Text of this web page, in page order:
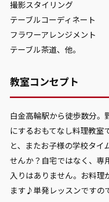
撮影スタイリング
テーブルコーディネート
フラワーアレンジメント
テーブル茶道、他。
教室コンセプト
白金高輪駅から徒歩数分
にするおもてなし料理教室
と、またお子様の学校タイ
せんか？自宅ではなく、専
入りはありません。お料理
ます♪単発レッスンですの